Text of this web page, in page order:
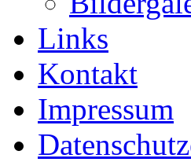
Links
Kontakt
Impressum